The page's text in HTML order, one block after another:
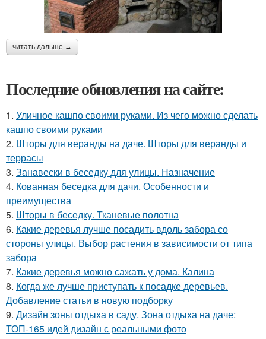
читать дальше →
Последние обновления на сайте:
1. Уличное кашпо своими руками. Из чего можно сделать
кашпо своими руками
2. Шторы для веранды на даче. Шторы для веранды и
террасы
3. Занавески в беседку для улицы. Назначение
4. Кованная беседка для дачи. Особенности и
преимущества
5. Шторы в беседку. Тканевые полотна
6. Какие деревья лучше посадить вдоль забора со
стороны улицы. Выбор растения в зависимости от типа
забора
7. Какие деревья можно сажать у дома. Калина
8. Когда же лучше приступать к посадке деревьев.
Добавление статьи в новую подборку
9. Дизайн зоны отдыха в саду. Зона отдыха на даче:
ТОП-165 идей дизайн с реальными фото